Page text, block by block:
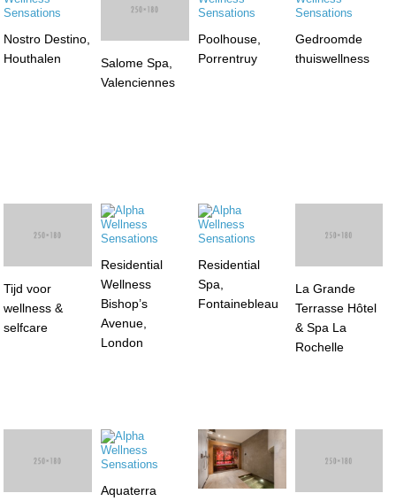
Nostro Destino,
Houthalen
Salome Spa,
Valenciennes
Poolhouse,
Porrentruy
Gedroomde
thuiswellness
Tijd voor
wellness &
selfcare
Residential
Wellness
Bishop’s
Avenue,
London
Residential
Spa,
Fontainebleau
La Grande
Terrasse Hôtel
& Spa La
Rochelle
Aquaterra
Private